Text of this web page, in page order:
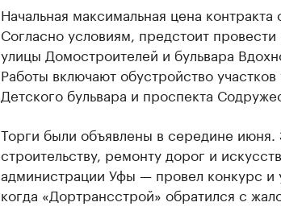
Начальная максимальная цена
Согласно условиям, предстоит провести
улицы Домостроителей и бульвара
Работы включают обустройство
Детского бульвара и проспекта
Торги были объявлены в середине июня.
строительству, ремонту дорог и
администрации Уфы — провел конкурс и
когда «Дортрансстрой» обратился с